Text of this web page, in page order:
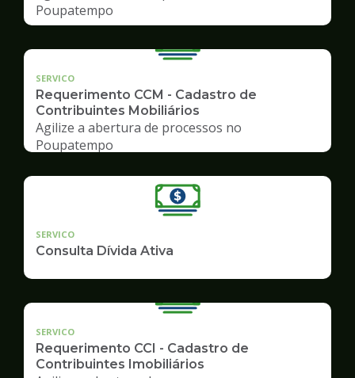
Poupatempo
SERVICO
Requerimento CCM - Cadastro de
Contribuintes Mobiliários
Agilize a abertura de processos no
Poupatempo
SERVICO
Consulta Dívida Ativa
SERVICO
Requerimento CCI - Cadastro de
Contribuintes Imobiliários